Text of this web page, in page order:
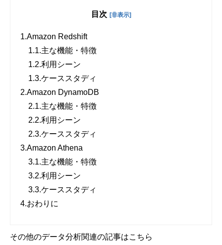
目次 [非表示]
1.Amazon Redshift
1.1.主な機能・特徴
1.2.利用シーン
1.3.ケーススタディ
2.Amazon DynamoDB
2.1.主な機能・特徴
2.2.利用シーン
2.3.ケーススタディ
3.Amazon Athena
3.1.主な機能・特徴
3.2.利用シーン
3.3.ケーススタディ
4.おわりに
その他のデータ分析関連の記事はこちら